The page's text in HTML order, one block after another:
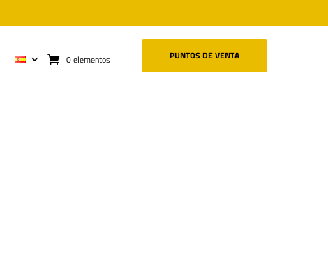
0 elementos PUNTOS DE VENTA